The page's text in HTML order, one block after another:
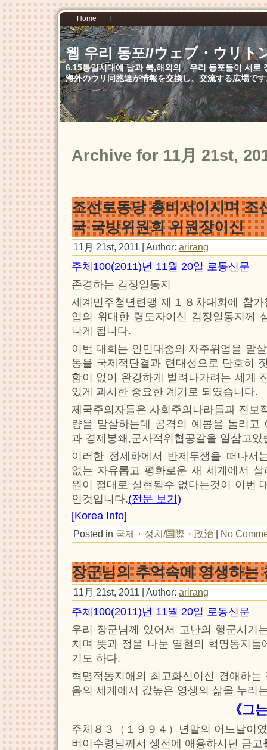
Home
웹 우리 동포//ウェブ・ウリト
6.15통일시대에 남과 북,해외의 우리 동포들이 서로
海外のウリ同胞達が情報を交換し、交流する広場で
Archive for 11月 21st,
조선로동당 총비서이시며 조
국 국방위원회 위원장이
11月 21st, 2011 | Author: arirang
주체100(2011)년 11월 20일 로동신문
존경하는 김정일동지
세계민주청년련맹 제１８차대회에 참
업의 위대한 령도자이신 김정일동지께
니게 됩니다.
이번 대회는 인민대중의 자주위업을 말
동을 국제적단결과 련대성으로 단호히
함이 없이 완강하게 벌려나가려는 세계
있게 과시한 중요한 계기로 되였습니다.
제국주의자들은 사회주의나라들과 진보
량을 말살하는데 공격의 예봉을 돌리고
과 경제봉쇄,군사적위협공갈을 일삼고있
이러한 정세하에서 반제투쟁을 떠나서
없는 자유롭고 평화로운 새 세계에서
원이 절대로 실현될수 없다는것이 이번
인것입니다.(전문 보기)
[Korea Info]
Posted in 국제・정치/国際・政治 | No
장군님의 추억속에 영생하는
11月 21st, 2011 | Author: arirang
주체100(2011)년 11월 20일 로동신문
우리 장군님께 있어서 고난의 행군시기
치며 뜻과 정을 나눈 열혈의 혁명동지
기도 하다.
혁명적동지애의 최고화신이신 경애하
음의 세계에서 값높은 영생의 삶을 누리
《그는 내가 잘
주체８３（１９９４）년말의 어느날이
버이수령님께서 생전에 애용하시던 금